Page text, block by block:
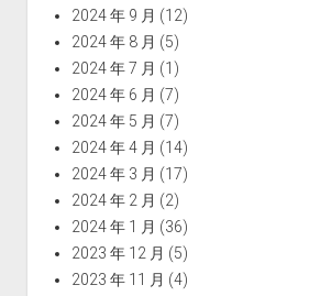
2024 年 9 月 (12)
2024 年 8 月 (5)
2024 年 7 月 (1)
2024 年 6 月 (7)
2024 年 5 月 (7)
2024 年 4 月 (14)
2024 年 3 月 (17)
2024 年 2 月 (2)
2024 年 1 月 (36)
2023 年 12 月 (5)
2023 年 11 月 (4)